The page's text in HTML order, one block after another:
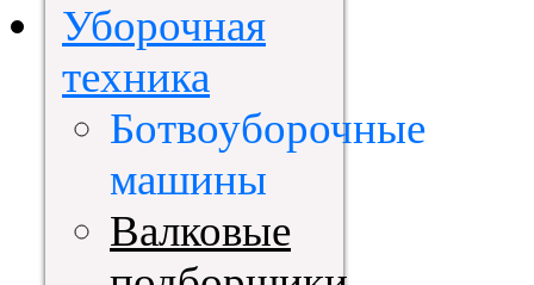
Уборочная
техника
Ботвоуборочные
машины
Валковые